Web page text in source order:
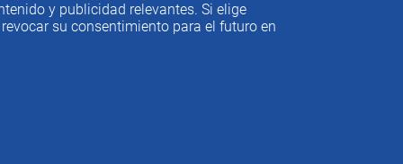
y publicidad relevantes. Si elige
su consentimiento para el futuro en